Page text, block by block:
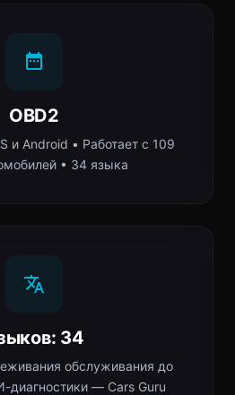
OBD2
и Android • Работает с 109
• 34 языка
34
обслуживания до
диагностики — Cars Guru